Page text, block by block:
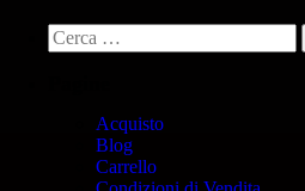
Acquisto
Blog
Carrello